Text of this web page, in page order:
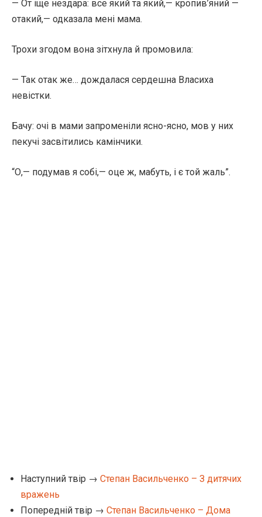
— От іще нездара: все який та який,— кропив’яний —
отакий,— одказала мені мама.
Трохи згодом вона зітхнула й промовила:
— Так отак же… дождалася сердешна Власиха
невістки.
Бачу: очі в мами запроменіли ясно-ясно, мов у них
пекучі засвітились камінчики.
“О,— подумав я собі,— оце ж, мабуть, і є той жаль”.
Наступний твір → Степан Васильченко – З дитячих
вражень
Попередній твір → Степан Васильченко – Дома